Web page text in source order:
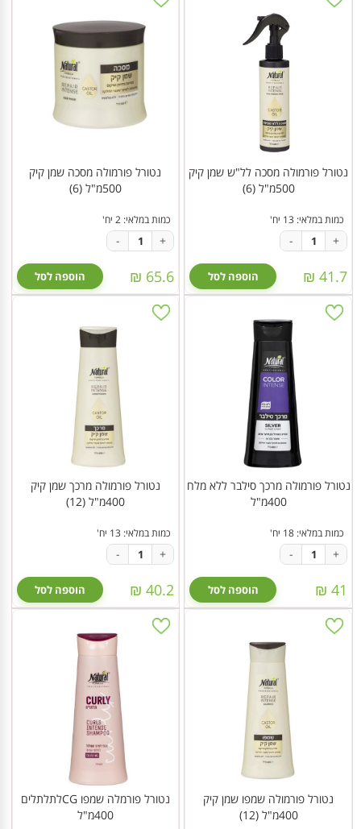
נטורל פורמולה מסכה לל"ש שמן קיק
500מ"ל (6)
כמות במלאי: 13 יח'
41.7 ₪
- +
הוספה לסל
נטורל פורמולה מסכה שמן קיק
500מ"ל (6)
כמות במלאי: 2 יח'
65.6 ₪
- +
הוספה לסל
נטורל פורמולה מרכך סילבר ללא מלח
400מ"ל
כמות במלאי: 18 יח'
41 ₪
- +
הוספה לסל
נטורל פורמולה מרכך שמן קיק
400מ"ל (12)
כמות במלאי: 13 יח'
40.2 ₪
- +
הוספה לסל
נטורל פורמולה שמפו שמן קיק
400מ"ל (12)
נטורל פורמלה שמפו CGלתלתלים
400מ"ל